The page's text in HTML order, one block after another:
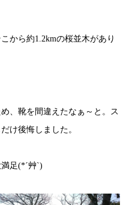
から約1.2kmの桜並木があり
、靴を間違えたなぁ～と。ス
け後悔しました。
足(*´艸`)